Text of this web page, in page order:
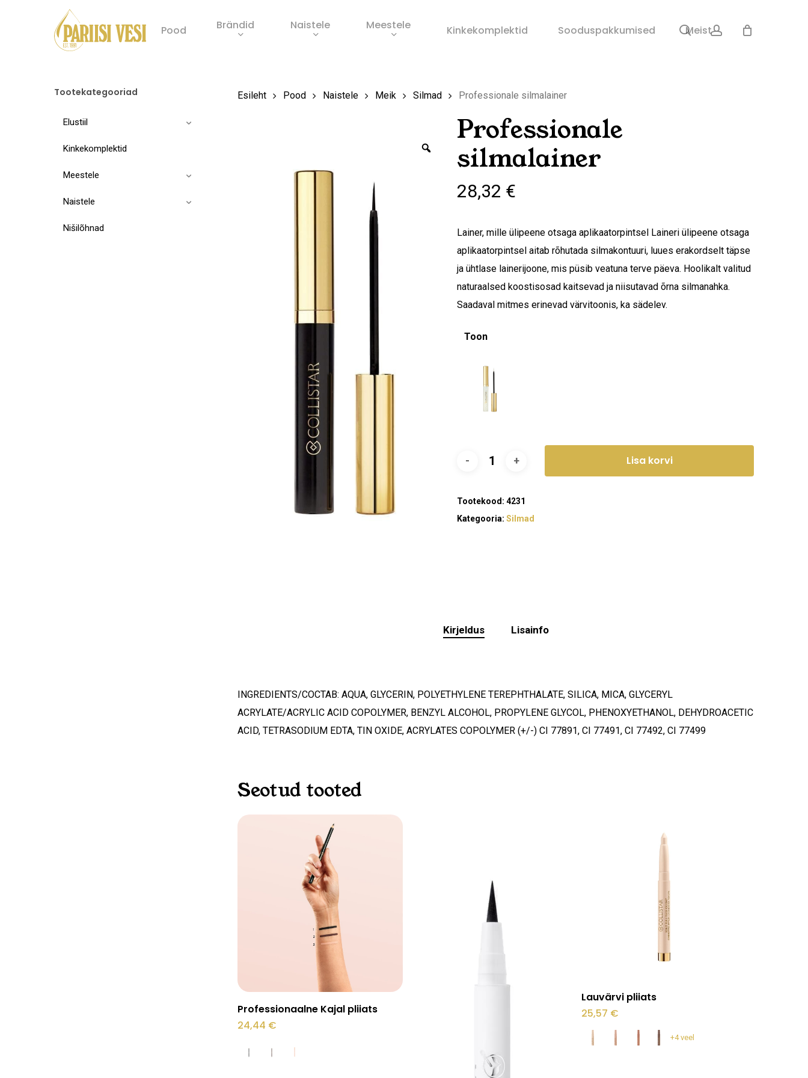
Pood Brändid Naistele Meestele Kinkekomplektid Sooduspakkumised Meist
search account
Ostukorv
Ostukorvis ei ole tooteid.
Tootekategooriad
Elustiil
Kinkekomplektid
Meestele
Naistele
Nišilõhnad
Esileht Pood Naistele Meik Silmad Professionale silmalainer
Professionale
silmalainer
28,32 €
Lainer, mille ülipeene otsaga aplikaatorpintsel Laineri ülipeene otsaga
aplikaatorpintsel aitab rõhutada silmakontuuri, luues erakordselt täpse
ja ühtlase lainerijoone, mis püsib veatuna terve päeva. Hoolikalt valitud
naturaalsed koostisosad kaitsevad ja niisutavad õrna silmanahka.
Saadaval mitmes erinevad värvitoonis, ka sädelev.
Toon
Lisa korvi
Tootekood:4231
Kategooria:Silmad
Kirjeldus Lisainfo
INGREDIENTS/COCTAB: AQUA, GLYCERIN, POLYETHYLENE TEREPHTHALATE, SILICA, MICA, GLYCERYL
ACRYLATE/ACRYLIC ACID COPOLYMER, BENZYL ALCOHOL, PROPYLENE GLYCOL, PHENOXYETHANOL, DEHYDROACETIC
ACID, TETRASODIUM EDTA, TIN OXIDE, ACRYLATES COPOLYMER (+/-) CI 77891, CI 77491, CI 77492, CI 77499
Seotud tooted
Vali
mitu
Professionaalne Kajal pliiats
24,44 €
mitu
Lauvärvi pliiats
25,57 €
+4 veel